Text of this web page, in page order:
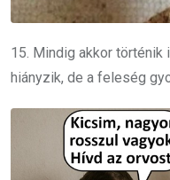
15. Mindig akkor történik
hiányzik, de a feleség